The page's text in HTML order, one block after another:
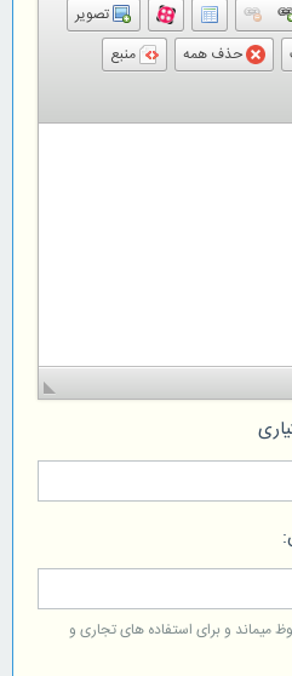
تصویر
حذف همه
منبع
و برای استفاده های تجاری و